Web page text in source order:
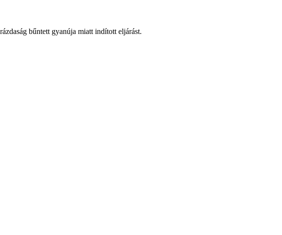
bűntett gyanúja miatt indított eljárást.